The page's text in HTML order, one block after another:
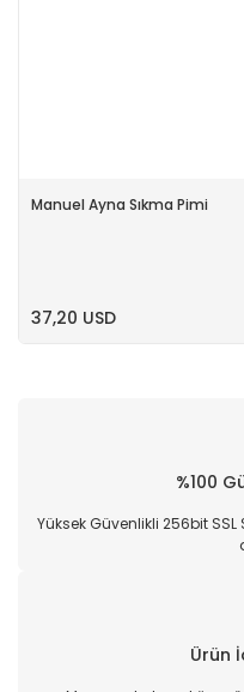
Manuel Ayna Sıkma Pimi
37,20 USD
%100
Yüksek Güvenlikli 256bit
Ürün